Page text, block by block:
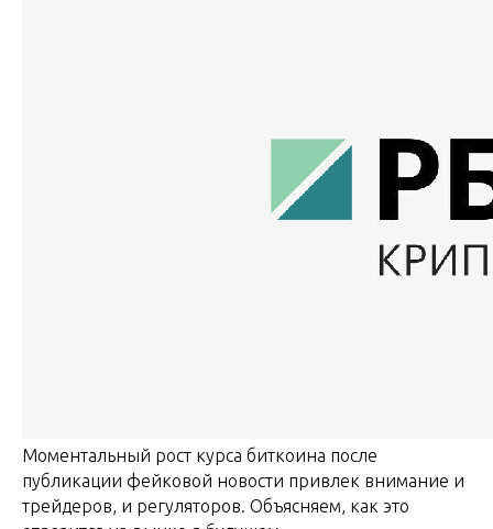
Моментальный рост курса биткоина после
публикации фейковой новости привлек внимание и
трейдеров, и регуляторов. Объясняем, как это